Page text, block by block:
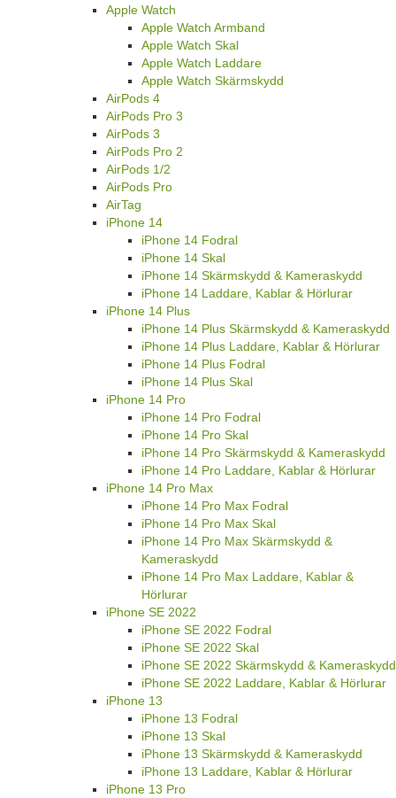
Apple Watch
Apple Watch Armband
Apple Watch Skal
Apple Watch Laddare
Apple Watch Skärmskydd
AirPods 4
AirPods Pro 3
AirPods 3
AirPods Pro 2
AirPods 1/2
AirPods Pro
AirTag
iPhone 14
iPhone 14 Fodral
iPhone 14 Skal
iPhone 14 Skärmskydd & Kameraskydd
iPhone 14 Laddare, Kablar & Hörlurar
iPhone 14 Plus
iPhone 14 Plus Skärmskydd & Kameraskydd
iPhone 14 Plus Laddare, Kablar & Hörlurar
iPhone 14 Plus Fodral
iPhone 14 Plus Skal
iPhone 14 Pro
iPhone 14 Pro Fodral
iPhone 14 Pro Skal
iPhone 14 Pro Skärmskydd & Kameraskydd
iPhone 14 Pro Laddare, Kablar & Hörlurar
iPhone 14 Pro Max
iPhone 14 Pro Max Fodral
iPhone 14 Pro Max Skal
iPhone 14 Pro Max Skärmskydd &
Kameraskydd
iPhone 14 Pro Max Laddare, Kablar &
Hörlurar
iPhone SE 2022
iPhone SE 2022 Fodral
iPhone SE 2022 Skal
iPhone SE 2022 Skärmskydd & Kameraskydd
iPhone SE 2022 Laddare, Kablar & Hörlurar
iPhone 13
iPhone 13 Fodral
iPhone 13 Skal
iPhone 13 Skärmskydd & Kameraskydd
iPhone 13 Laddare, Kablar & Hörlurar
iPhone 13 Pro